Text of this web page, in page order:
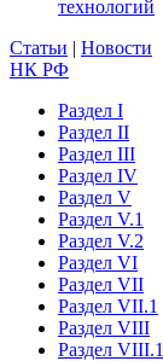
технологий
Статьи | Новости
НК РФ
Раздел I
Раздел II
Раздел III
Раздел IV
Раздел V
Раздел V.1
Раздел V.2
Раздел VI
Раздел VII
Раздел VII.1
Раздел VIII
Раздел VIII.1